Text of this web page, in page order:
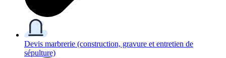
Devis marbrerie (construction, gravure et entretien de
sépulture)